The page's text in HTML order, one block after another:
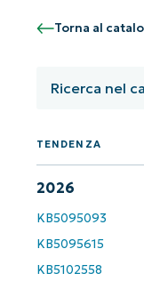
Torna al
TENDENZA
2026
KB5095093
KB5095615
KB5102558
accesso
Business
Phone
number*
Paese